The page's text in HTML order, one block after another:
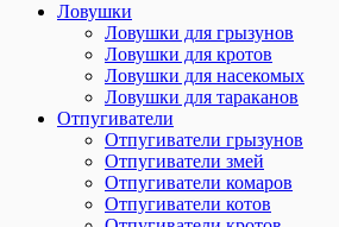
Ловушки
Ловушки для грызунов
Ловушки для кротов
Ловушки для насекомых
Ловушки для тараканов
Отпугиватели
Отпугиватели грызунов
Отпугиватели змей
Отпугиватели комаров
Отпугиватели котов